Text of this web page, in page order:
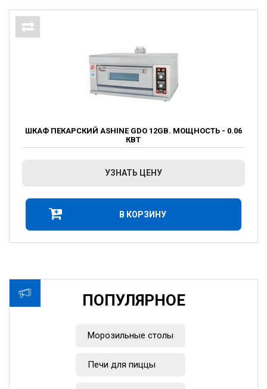
ШКАФ ПЕКАРСКИЙ ASHINE GDO 12GB. МОЩНОСТЬ - 0.06
КВТ
УЗНАТЬ ЦЕНУ
В КОРЗИНУ
ПОПУЛЯРНОЕ
Морозильные столы
Печи для пиццы